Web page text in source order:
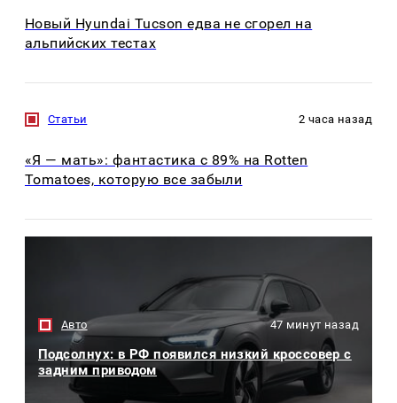
Новый Hyundai Tucson едва не сгорел на
альпийских тестах
Статьи 2 часа назад
«Я — мать»: фантастика с 89% на Rotten
Tomatoes, которую все забыли
Авто 47 минут назад
Подсолнух: в РФ появился низкий кроссовер с
задним приводом